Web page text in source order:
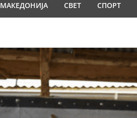
МАКЕДОНИЈА СВЕТ СПОРТ